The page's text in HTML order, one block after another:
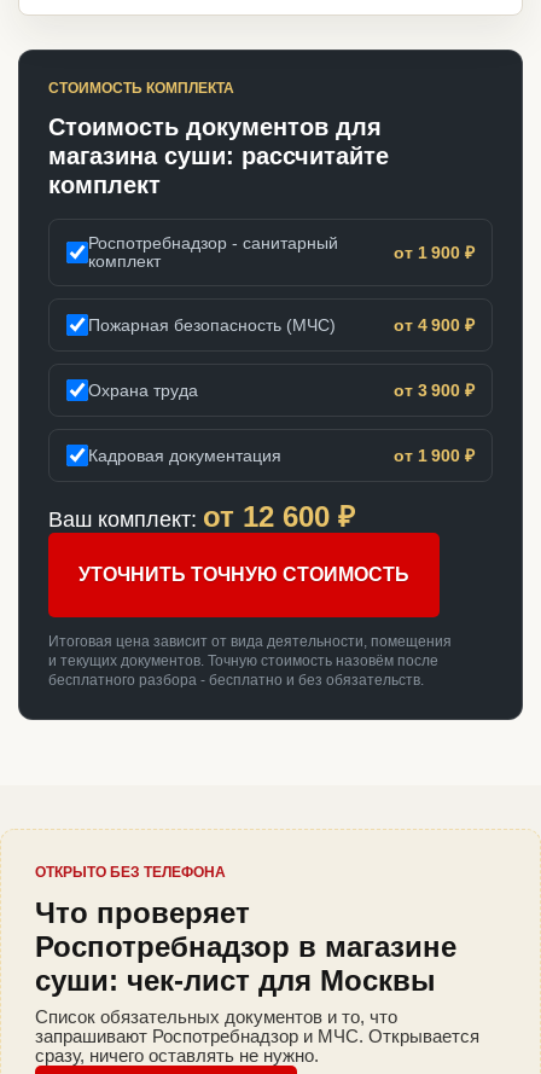
СТОИМОСТЬ КОМПЛЕКТА
Стоимость документов для
магазина суши: рассчитайте
комплект
Роспотребнадзор - санитарный
комплект
от 1 900 ₽
Пожарная безопасность (МЧС) от 4 900 ₽
Охрана труда от 3 900 ₽
Кадровая документация от 1 900 ₽
Ваш комплект: от 12 600 ₽
УТОЧНИТЬ ТОЧНУЮ СТОИМОСТЬ
Итоговая цена зависит от вида деятельности, помещения
и текущих документов. Точную стоимость назовём после
бесплатного разбора - бесплатно и без обязательств.
ОТКРЫТО БЕЗ ТЕЛЕФОНА
Что проверяет
Роспотребнадзор в магазине
суши: чек-лист для Москвы
Список обязательных документов и то, что
запрашивают Роспотребнадзор и МЧС. Открывается
сразу, ничего оставлять не нужно.